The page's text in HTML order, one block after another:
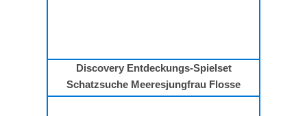
Discovery Entdeckungs-Spielset
Schatzsuche Meeresjungfrau Flosse